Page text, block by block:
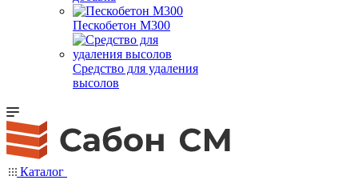
Пескобетон М300
Средство для удаления
высолов
Каталог